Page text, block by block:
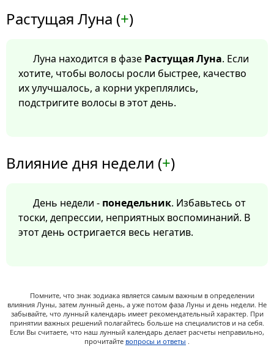
Растущая Луна (+)
Луна находится в фазе Растущая Луна. Если
хотите, чтобы волосы росли быстрее, качество
их улучшалось, а корни укреплялись,
подстригите волосы в этот день.
Влияние дня недели (+)
День недели - понедельник. Избавьтесь от
тоски, депрессии, неприятных воспоминаний. В
этот день остригается весь негатив.
Помните, что знак зодиака является самым важным в определении
влияния Луны, затем лунный день, а уже потом фаза Луны и день недели. Не
забывайте, что лунный календарь имеет рекомендательный характер. При
принятии важных решений полагайтесь больше на специалистов и на себя.
Если Вы считаете, что наш лунный календарь делает расчеты неправильно,
прочитайте вопросы и ответы .